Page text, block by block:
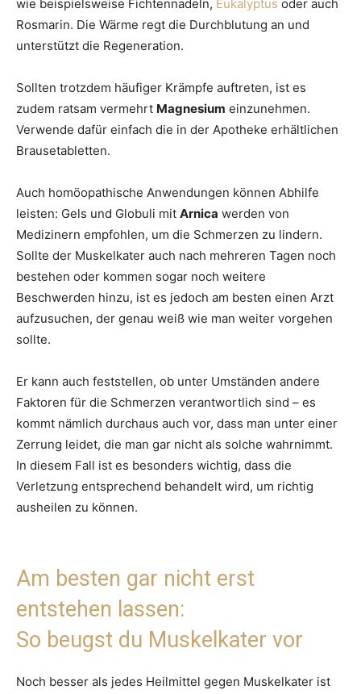
wie beispielsweise Fichtennadeln, Eukalyptus oder auch
Rosmarin. Die Wärme regt die Durchblutung an und
unterstützt die Regeneration.
Sollten trotzdem häufiger Krämpfe auftreten, ist es
zudem ratsam vermehrt Magnesium einzunehmen.
Verwende dafür einfach die in der Apotheke erhältlichen
Brausetabletten.
Auch homöopathische Anwendungen können Abhilfe
leisten: Gels und Globuli mit Arnica werden von
Medizinern empfohlen, um die Schmerzen zu lindern.
Sollte der Muskelkater auch nach mehreren Tagen noch
bestehen oder kommen sogar noch weitere
Beschwerden hinzu, ist es jedoch am besten einen Arzt
aufzusuchen, der genau weiß wie man weiter vorgehen
sollte.
Er kann auch feststellen, ob unter Umständen andere
Faktoren für die Schmerzen verantwortlich sind – es
kommt nämlich durchaus auch vor, dass man unter einer
Zerrung leidet, die man gar nicht als solche wahrnimmt.
In diesem Fall ist es besonders wichtig, dass die
Verletzung entsprechend behandelt wird, um richtig
ausheilen zu können.
Am besten gar nicht erst
entstehen lassen:
So beugst du Muskelkater vor
Noch besser als jedes Heilmittel gegen Muskelkater ist